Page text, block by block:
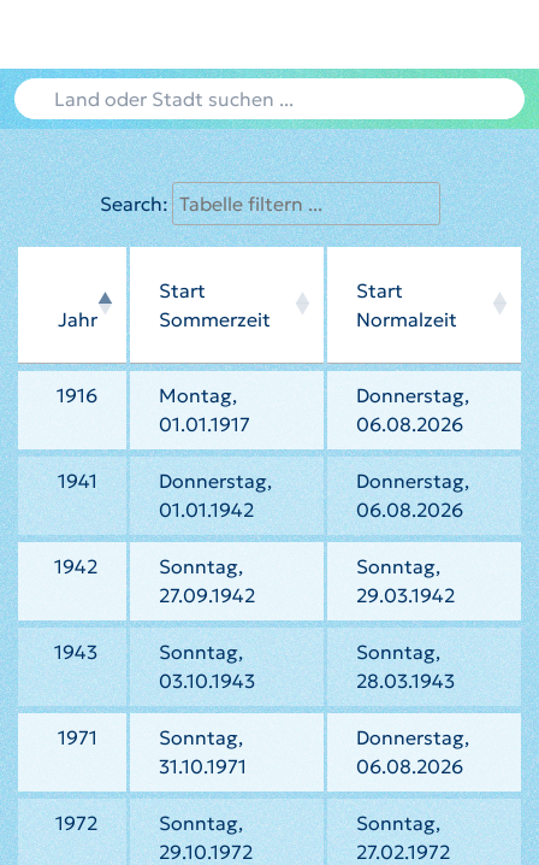
Search:
Jahr
Start
Sommerzeit
Start
Normalzeit
1916
Montag,
01.01.1917
Donnerstag,
06.08.2026
1941
Donnerstag,
01.01.1942
Donnerstag,
06.08.2026
1942
Sonntag,
27.09.1942
Sonntag,
29.03.1942
1943
Sonntag,
03.10.1943
Sonntag,
28.03.1943
1971
Sonntag,
31.10.1971
Donnerstag,
06.08.2026
1972
Sonntag,
29.10.1972
Sonntag,
27.02.1972